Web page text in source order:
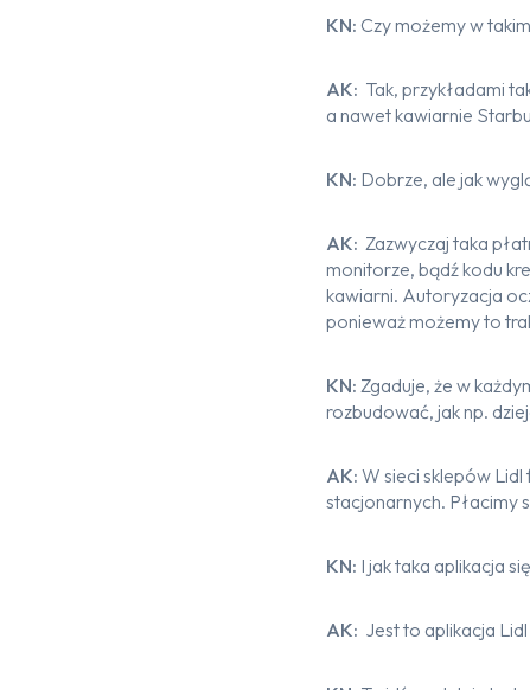
KN: Czy możemy w
AK: Tak, przykładami
a nawet kawiarnie
KN: Dobrze, ale jak
AK: Zazwyczaj taka
monitorze, bądź kodu
kawiarni. Autoryzacja
ponieważ możemy to
KN: Zgaduje, że w
rozbudować, jak np.
AK: W sieci sklepów Lidl
stacjonarnych. Płacimy
KN: I jak taka aplikacja
AK: Jest to aplikacja Lidl